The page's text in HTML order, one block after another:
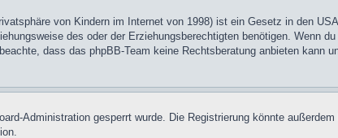
von Kindern im Internet von 1998) ist ein Gesetz in den
des oder der Erziehungsberechtigten benötigen. Wenn
dass das phpBB-Team keine Rechtsberatung anbieten kann
Administration gesperrt wurde. Die Registrierung könnte